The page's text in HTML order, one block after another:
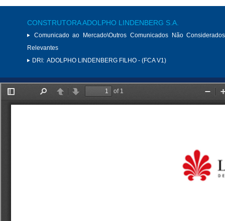
CONSTRUTORA ADOLPHO LINDENBERG S.A.
Comunicado ao Mercado\Outros Comunicados Não
Relevantes
DRI: ADOLPHO LINDENBERG FILHO - (FCA V1)